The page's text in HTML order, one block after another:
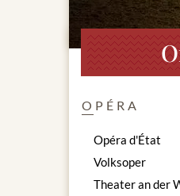
OPÉRA
Opéra d'État
Volksoper
Theater an der